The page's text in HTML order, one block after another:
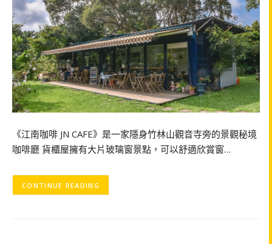
《江南咖啡 JN CAFE》是一家隱身竹林山觀音寺旁的景觀秘境
咖啡廳 貨櫃屋擁有大片玻璃窗景點，可以舒適欣賞窗…
CONTINUE READING